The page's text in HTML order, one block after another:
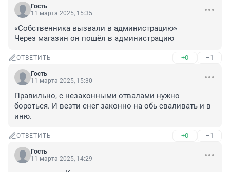
Гость
11 марта 2025, 15:35
«Собственника вызвали в администрацию»
Через магазин он пошёл в администрацию
ОТВЕТИТЬ +0 –1
Гость
11 марта 2025, 15:30
Правильно, с незаконными отвалами нужно
бороться. И везти снег законно на обь сваливать и в
иню.
ОТВЕТИТЬ +0 –1
Гость
11 марта 2025, 14:29